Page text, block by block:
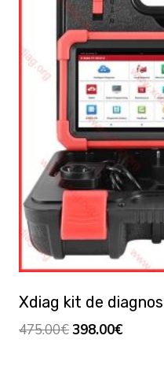
Xdiag kit de
475.00€Le
398.00€Le